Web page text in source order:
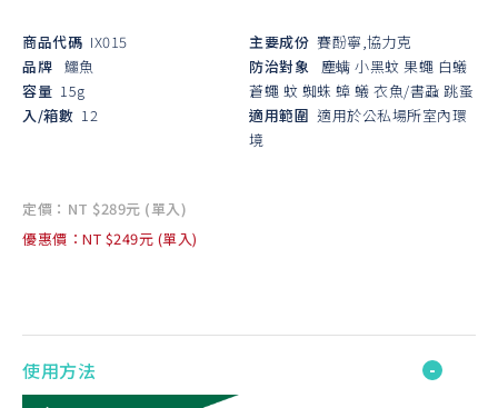
商品代碼 IX015
品牌 鱷魚
容量 15g
入/箱數 12
主要成份 賽酚寧,協力克
防治對象
塵螨 小黑蚊 果蠅 白蟻
蒼蠅 蚊 蜘蛛 蟑 蟻 衣魚/書蝨 跳蚤
適用範圍 適用於公私場所室內環
境
定價：NT $289元 (單入)
優惠價：NT $249元 (單入)
使用方法